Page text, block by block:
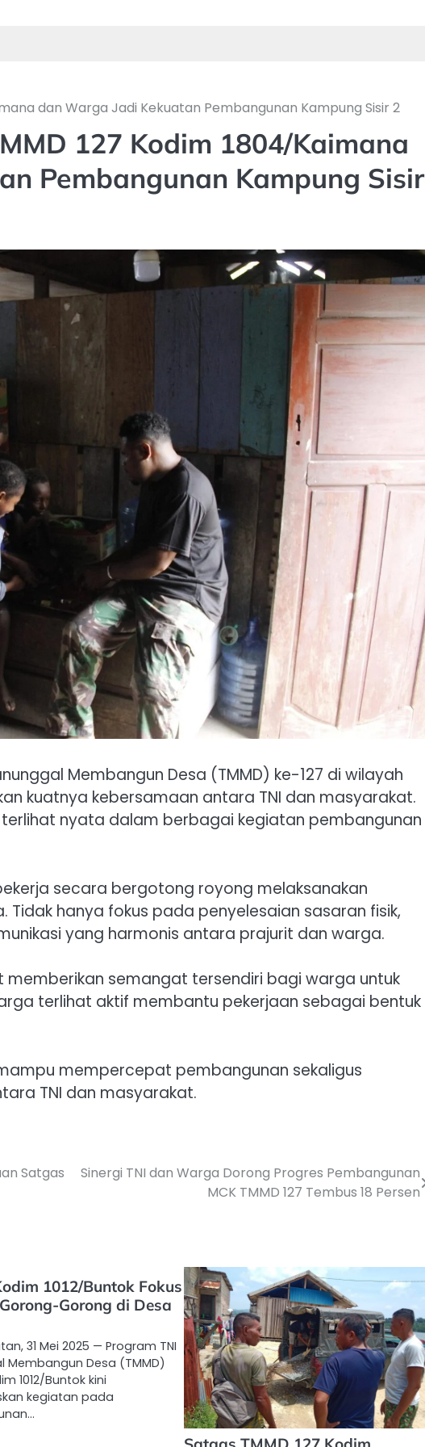
dan Warga Jadi Kekuatan Pembangunan Kampung Sisir 2
127 Kodim 1804/Kaimana
Pembangunan Kampung Sisir
Membangun Desa (TMMD) ke-127 di wilayah
kuatnya kebersamaan antara TNI dan masyarakat.
nyata dalam berbagai kegiatan pembangunan
secara bergotong royong melaksanakan
hanya fokus pada penyelesaian sasaran fisik,
yang harmonis antara prajurit dan warga.
semangat tersendiri bagi warga untuk
terlihat aktif membantu pekerjaan sebagai bentuk
mempercepat pembangunan sekaligus
TNI dan masyarakat.
Satgas
Sinergi TNI dan Warga Dorong Progres Pembangunan
MCK TMMD 127 Tembus 18 Persen
1012/Buntok Fokus
Gorong di Desa
31 Mei 2025 — Program TNI
Membangun Desa (TMMD)
1012/Buntok kini
kegiatan pada